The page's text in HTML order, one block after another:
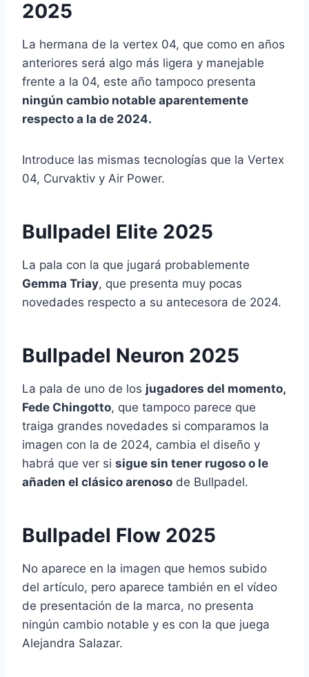
2025
La hermana de la vertex 04, que como en años
anteriores será algo más ligera y manejable
frente a la 04, este año tampoco presenta
ningún cambio notable aparentemente
respecto a la de 2024.
Introduce las mismas tecnologías que la Vertex
04, Curvaktiv y Air Power.
Bullpadel Elite 2025
La pala con la que jugará probablemente
Gemma Triay, que presenta muy pocas
novedades respecto a su antecesora de 2024.
Bullpadel Neuron 2025
La pala de uno de los jugadores del momento,
Fede Chingotto, que tampoco parece que
traiga grandes novedades si comparamos la
imagen con la de 2024, cambia el diseño y
habrá que ver si sigue sin tener rugoso o le
añaden el clásico arenoso de Bullpadel.
Bullpadel Flow 2025
No aparece en la imagen que hemos subido
del artículo, pero aparece también en el vídeo
de presentación de la marca, no presenta
ningún cambio notable y es con la que juega
Alejandra Salazar.